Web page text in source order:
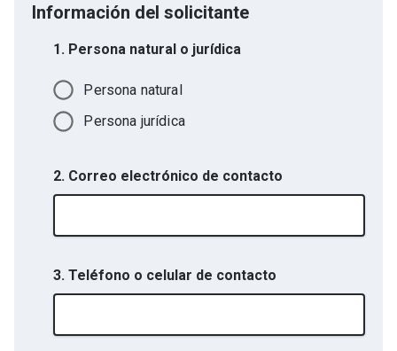
Información del solicitante
1. Persona natural o jurídica
Persona natural
Persona jurídica
2. Correo electrónico de contacto
3. Teléfono o celular de contacto